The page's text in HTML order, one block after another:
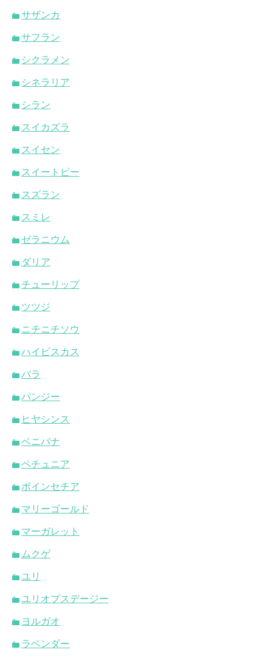
サザンカ
サフラン
シクラメン
シネラリア
シラン
スイカズラ
スイセン
スイートピー
スズラン
スミレ
ゼラニウム
ダリア
チューリップ
ツツジ
ニチニチソウ
ハイビスカス
バラ
パンジー
ヒヤシンス
ベニバナ
ペチュニア
ポインセチア
マリーゴールド
マーガレット
ムクゲ
ユリ
ユリオプスデージー
ヨルガオ
ラベンダー